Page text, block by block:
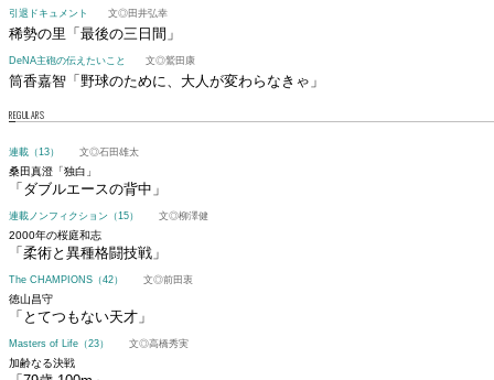
引退ドキュメント 文◎田井弘幸
稀勢の里 「最後の三日間」
DeNA主砲の伝えたいこと 文◎鷲田康
筒香嘉智 「野球のために、大人が変わらなきゃ」
REGULARS
連載（13） 文◎石田雄太
桑田真澄「独白」
「ダブルエースの背中」
連載ノンフィクション（15） 文◎柳澤健
2000年の桜庭和志
「柔術と異種格闘技戦」
The CHAMPIONS（42） 文◎前田衷
徳山昌守
「とてつもない天才」
Masters of Life（23） 文◎高橋秀実
加齢なる決戦